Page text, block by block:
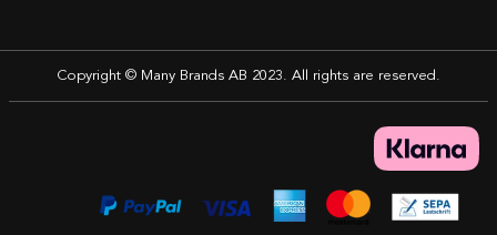
Copyright © Many Brands AB 2023. All rights are reserved.